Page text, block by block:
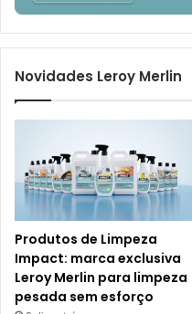
Novidades Leroy Merlin
Produtos de Limpeza
Impact: marca exclusiva
Leroy Merlin para limpeza
pesada sem esforço